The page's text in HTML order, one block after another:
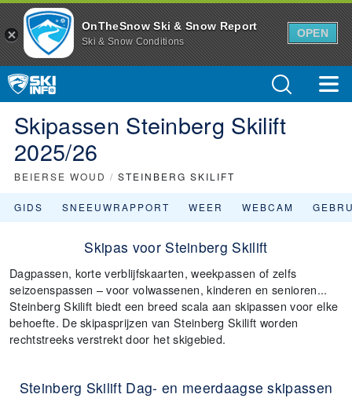
OnTheSnow Ski & Snow Report
Ski & Snow Conditions
OPEN
Skipassen Steinberg Skilift
2025/26
BEIERSE WOUD / STEINBERG SKILIFT
GIDS SNEEUWRAPPORT WEER WEBCAM
Skipas voor Steinberg Skilift
Dagpassen, korte verblijfskaarten, weekpassen of zelfs
seizoenspassen – voor volwassenen, kinderen en senioren...
Steinberg Skilift biedt een breed scala aan skipassen voor elke
behoefte. De skipasprijzen van Steinberg Skilift worden
rechtstreeks verstrekt door het skigebied.
Steinberg Skilift Dag- en meer­daagse skipassen